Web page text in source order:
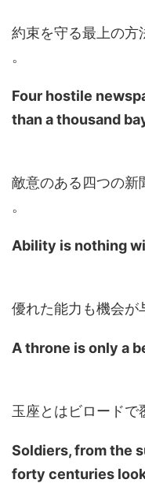
約束を守る最上の方
。
Four hostile
than a thousand
敵意のある四つの新
。
Ability is nothing
優れた能力も機会が
A throne is only a
玉座とはビロードで
Soldiers, from the
forty centuries